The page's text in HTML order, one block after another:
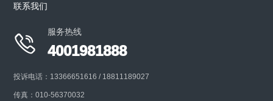
联系我们

服务热线
4001981888
投诉电话：13366651616 / 18811189027
传真：010-56370032